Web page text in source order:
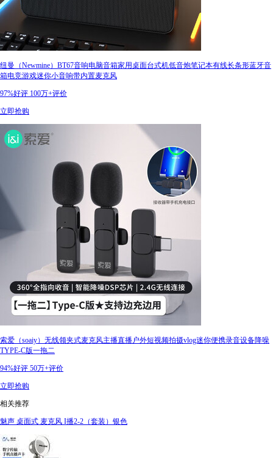
纽曼（Newmine）BT67音响电脑音箱家用桌面台式机低音炮笔记本有线长条形蓝牙音
箱电竞游戏迷你小音响带内置麦克风
97%好评 100万+评价
立即抢购
索爱（soaiy）无线领夹式麦克风主播直播户外短视频拍摄vlog迷你便携录音设备降噪
TYPE-C版一拖二
94%好评 50万+评价
立即抢购
相关推荐
魅声 桌面式 麦克风 I播2-2（套装）银色